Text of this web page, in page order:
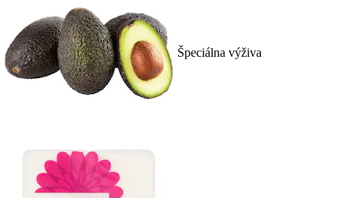
Špeciálna výživa